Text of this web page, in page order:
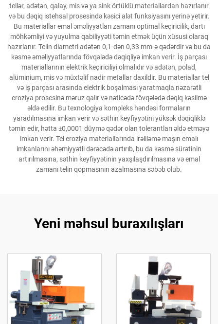
tellər, adətən, qalay, mis və ya sink örtüklü materiallardan hazırlanır
və bu dəqiq istehsal prosesində kəsici alət funksiyasını yerinə yetirir.
Bu materiallar emal əməliyyatları zamanı optimal keçiricilik, dartı
möhkəmliyi və yuyulma qabiliyyəti təmin etmək üçün xüsusi olaraq
hazırlanır. Telin diametri adətən 0,1-dən 0,33 mm-ə qədərdir və bu da
kəsmə əməliyyatlarında fövqələdə dəqiqliyə imkan verir. İş parçası
materiallarının elektrik keçiriciliyi olmalıdır və adətən, polad,
alüminium, mis və müxtəlif nadir metallar daxildir. Bu materiallar tel
və iş parçası arasında elektrik boşalması yaratmaqla nəzarətli
eroziya prosesinə məruz qalır və nəticədə fövqələdə dəqiq kəsilmə
əldə edilir. Bu texnologiya kompleks həndəsi formaların
yaradılmasına imkan verir və səthin keyfiyyətini yüksək dəqiqliklə
təmin edir, hətta ±0,0001 düymə qədər olan tolerantları əldə etməyə
imkan verir. Tel eroziya materiallarında irəliləmə maşın emalı
imkanlarını əhəmiyyətli dərəcədə artırıb, bu da kəsmə sürətinin
artırılmasına, səthin keyfiyyətinin yaxşılaşdırılmasına və emal
zamanı telin qopmasının azalmasına səbəb olub.
Yeni məhsul buraxılışları